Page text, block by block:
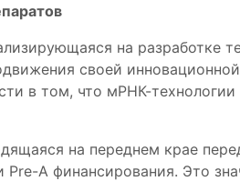
на разработке
своей
в том, что мРНК-
на переднем крае
A финансирования. Это